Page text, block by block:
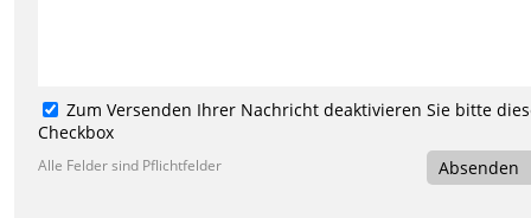
Zum Versenden Ihrer Nachricht deaktivieren Sie bitte
Checkbox
Alle Felder sind Pflichtfelder Absenden